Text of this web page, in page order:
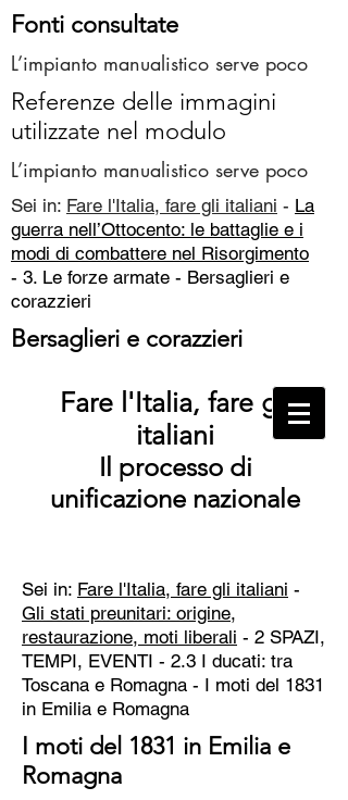
Fonti consultate
L’impianto manualistico serve poco
Referenze delle immagini
utilizzate nel modulo
L’impianto manualistico serve poco
Sei in: Fare l'Italia, fare gli italiani - La
guerra nell’Ottocento: le battaglie e i
modi di combattere nel Risorgimento
- 3. Le forze armate - Bersaglieri e
corazzieri
Bersaglieri e corazzieri
Fare l'Italia, fare gli
italiani
Il processo di
unificazione nazionale
Sei in: Fare l'Italia, fare gli italiani -
Gli stati preunitari: origine,
restaurazione, moti liberali - 2 SPAZI,
TEMPI, EVENTI - 2.3 I ducati: tra
Toscana e Romagna - I moti del 1831
in Emilia e Romagna
I moti del 1831 in Emilia e
Romagna